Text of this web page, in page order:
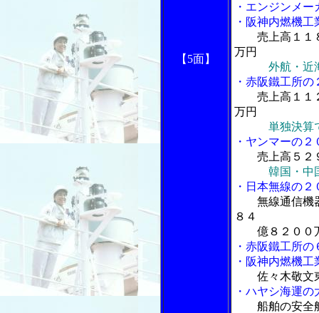
【5面】
・エンジンメ
・阪神内燃機
売上高１１
万円
外航・近
・赤阪鐵工所
売上高１１
万円
単独決算
・ヤンマーの
売上高５２９
韓国・中
・日本無線の
無線通信機
８４
億８２００
・赤阪鐵工所
・阪神内燃機
佐々木敬文
・ハヤシ海運
船舶の安全